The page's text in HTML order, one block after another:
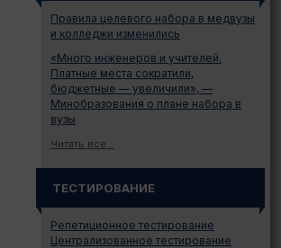
Правила целевого набора в медвузы
и колледжи изменились
«Много инженеров и учителей.
Платные места сократили,
бюджетные — увеличили», —
Минобразования о плане набора в
вузы
Читать все...
ТЕСТИРОВАНИЕ
Репетиционное тестирование
Централизованное тестирование